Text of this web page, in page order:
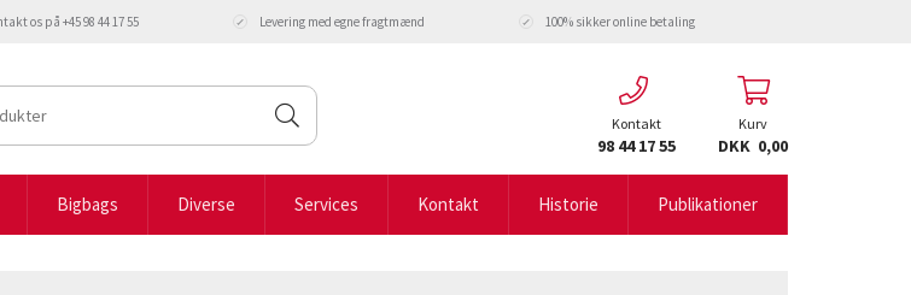
os på +45 98 44 17 55 Levering med egne fragtmænd 100% sikker online betaling
Kontakt
98 44 17 55
Kurv
DKK 0,00
Bigbags Diverse Services Kontakt Historie Publikationer